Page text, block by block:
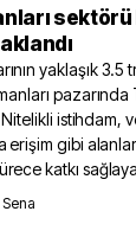
sektörü
yaklaşık
Nitelikli istihdam,
erişim gibi
katkı
Sena